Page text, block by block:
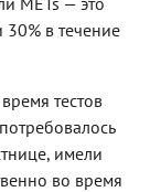
30% в течение
тестов
имели
во время